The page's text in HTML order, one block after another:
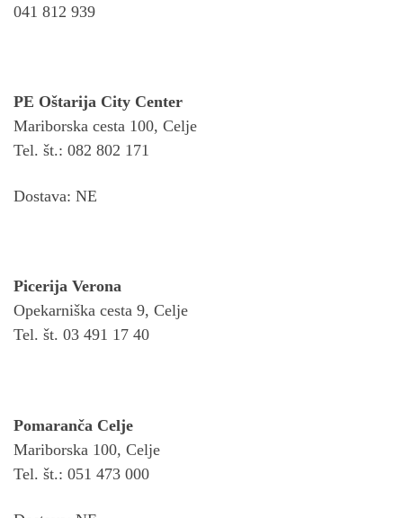
041 812 939
PE Oštarija City Center
Mariborska cesta 100, Celje
Tel. št.: 082 802 171
Dostava: NE
Picerija Verona
Opekarniška cesta 9, Celje
Tel. št. 03 491 17 40
Pomaranča Celje
Mariborska 100, Celje
Tel. št.: 051 473 000